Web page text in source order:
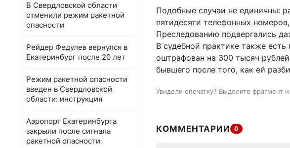
В Свердловской области
отменили режим ракетной
опасности
Рейдер Федулев вернулся в
Екатеринбург после 20 лет
Режим ракетной опасности
введен в Свердловской
области: инструкция
Аэропорт Екатеринбурга
закрыли после сигнала
ракетной опасности
Подобные случаи не единичны:
пятидесяти телефонных
Преследованию подвергались
В судебной практике также
оштрафован на 300 тысяч
бывшего после того, как ей
Увидели опечатку? Выделите фрагмент
КОММЕНТАРИИ 0